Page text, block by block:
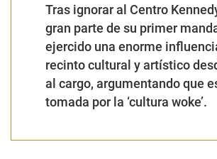
Tras ignorar al Centro
gran parte de su primer
ejercido una enorme
recinto cultural y artístico
al cargo, argumentando que
tomada por la ‘cultura woke’.